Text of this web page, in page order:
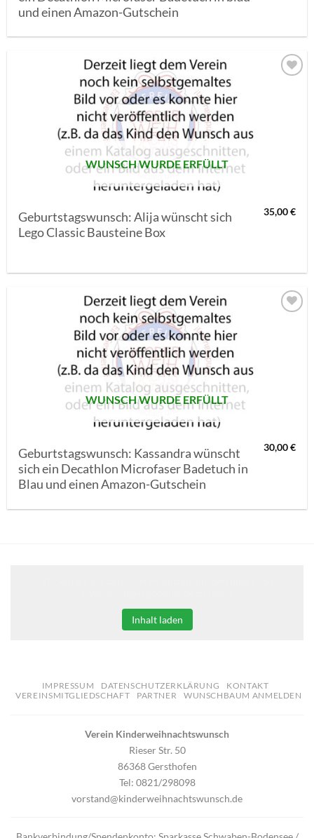
und einen Amazon-Gutschein
WUNSCH WURDE ERFÜLLT
Geburtstagswunsch: Alija wünscht sich
Lego Classic Bausteine Box
35,00€
WUNSCH WURDE ERFÜLLT
Geburtstagswunsch: Kassandra wünscht
sich ein Decathlon Microfaser Badetuch in
Blau und einen Amazon-Gutschein
30,00€
Inhalt laden
IMPRESSUM DATENSCHUTZERKLÄRUNG
KONTAKT
VEREINSMITGLIEDSCHAFT
PARTNER WUNSCHBAUM ANMELDEN
Verein Kinderweihnachtswunsch
Rieser Str. 50
86368 Gersthofen
Tel: 0821/298098
vorstand@kinderweihnachtswunsch.de